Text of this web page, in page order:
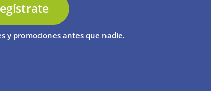
y promociones antes que nadie.